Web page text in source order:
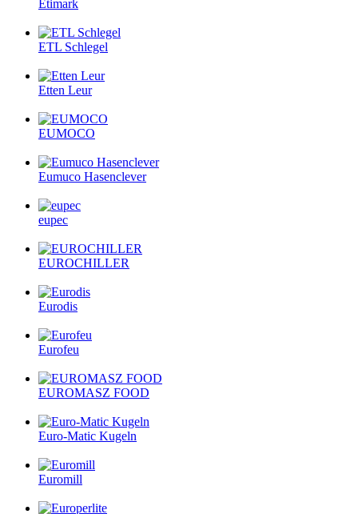
Etimark
ETL Schlegel
Etten Leur
EUMOCO
Eumuco Hasenclever
eupec
EUROCHILLER
Eurodis
Eurofeu
EUROMASZ FOOD
Euro-Matic Kugeln
Euromill